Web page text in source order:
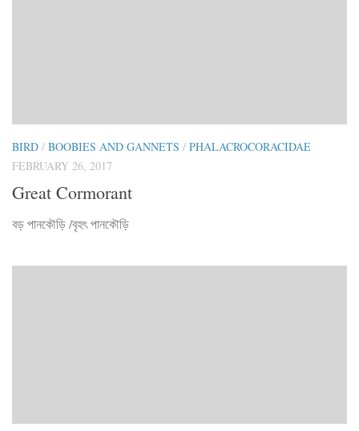
BIRD / BOOBIES AND GANNETS / PHALACROCORACIDAE
FEBRUARY 26, 2017
Great Cormorant
বড় পানকৌড়ি /বৃহৎ পানকৌড়ি